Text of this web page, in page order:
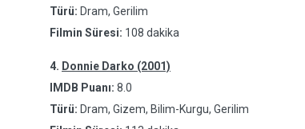
Türü: Dram, Gerilim
Filmin Süresi: 108 dakika
4. Donnie Darko (2001)
IMDB Puanı: 8.0
Türü: Dram, Gizem, Bilim-Kurgu, Gerilim